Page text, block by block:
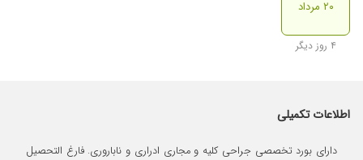
۲۰ مرداد
۴ روز دیگر
اطلاعات تکمیلی
دارای بورد تخصصی جراحی کلیه و مجاری ادراری و ناباروری. فارغ التحصیل